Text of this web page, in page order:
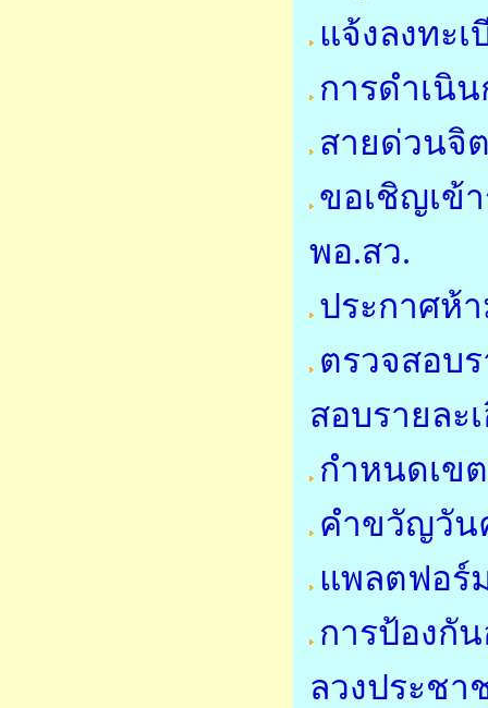
แจ้งลงทะ
การดำเนิ
สายด่วนจิ
ขอเชิญเข้
พอ.สว.
ประกาศห้
ตรวจสอบ
สอบรายละ
กำหนดเข
คำขวัญวัน
แพลตฟอร์
การป้องกั
ลวงประชา